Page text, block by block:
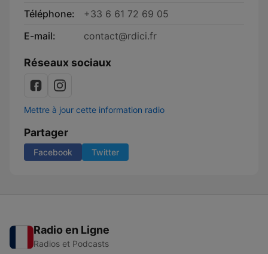
Téléphone:
+33 6 61 72 69 05
E-mail:
contact@rdici.fr
Réseaux sociaux
Mettre à jour cette information radio
Partager
Facebook Twitter
Radio en Ligne
Radios et Podcasts